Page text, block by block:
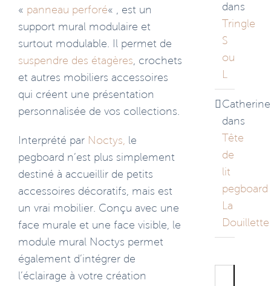
« panneau perforé« , est un
support mural modulaire et
surtout modulable. Il permet de
suspendre des étagères, crochets
et autres mobiliers accessoires
qui créent une présentation
personnalisée de vos collections.
Interprété par Noctys, le
pegboard n’est plus simplement
destiné à accueillir de petits
accessoires décoratifs, mais est
un vrai mobilier. Conçu avec une
face murale et une face visible, le
module mural Noctys permet
également d’intégrer de
l’éclairage à votre création
dans
Tringle
S
ou
L
Catherine
dans
Tête
de
lit
pegboard
La
Douillette